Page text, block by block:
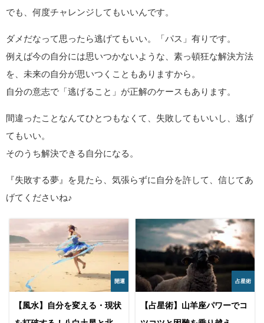
でも、何度チャレンジしてもいいんです。
ダメだなって思ったら逃げてもいい。「パス」有りです。
例えば今の自分には思いつかないような、素っ頓狂な解決方法
を、未来の自分が思いつくこともありますから。
自分の意志で「逃げること」が正解のケースもあります。
間違ったことなんてひとつもなくて、失敗してもいいし、逃げ
てもいい。
そのうち解決できる自分になる。
『失敗する夢』を見たら、気張らずに自分を許して、信じてあ
げてくださいね♪
開運
【風水】自分を変える・現状
占星術
【占星術】山羊座パワーでコ